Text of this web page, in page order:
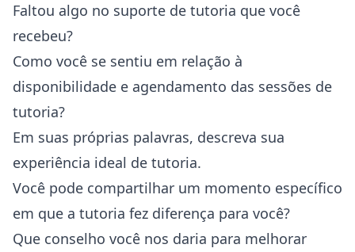
Faltou algo no suporte de tutoria que você
recebeu?
Como você se sentiu em relação à
disponibilidade e agendamento das sessões de
tutoria?
Em suas próprias palavras, descreva sua
experiência ideal de tutoria.
Você pode compartilhar um momento específico
em que a tutoria fez diferença para você?
Que conselho você nos daria para melhorar